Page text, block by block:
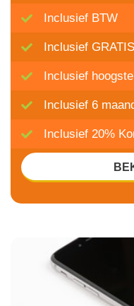
Inclusief BTW
Inclusief
Inclusief
Inclusief 6
Inclusief 20%